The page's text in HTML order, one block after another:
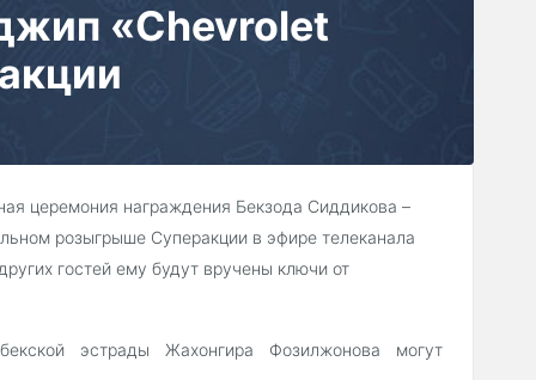
«Chevrolet
церемония награждения Бекзода Сиддикова –
розыгрыше Суперакции в эфире телеканала
гостей ему будут вручены ключи от
эстрады Жахонгира Фозилжонова могут